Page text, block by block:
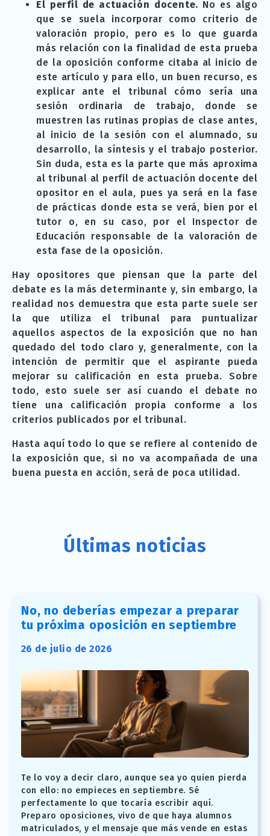
El perfil de actuación docente. No es algo
que se suela incorporar como criterio de
valoración propio, pero es lo que guarda
más relación con la finalidad de esta prueba
de la oposición conforme citaba al inicio de
este artículo y para ello, un buen recurso, es
explicar ante el tribunal cómo sería una
sesión ordinaria de trabajo, donde se
muestren las rutinas propias de clase antes,
al inicio de la sesión con el alumnado, su
desarrollo, la síntesis y el trabajo posterior.
Sin duda, esta es la parte que más aproxima
al tribunal al perfil de actuación docente del
opositor en el aula, pues ya será en la fase
de prácticas donde esta se verá, bien por el
tutor o, en su caso, por el Inspector de
Educación responsable de la valoración de
esta fase de la oposición.
Hay opositores que piensan que la parte del
debate es la más determinante y, sin embargo, la
realidad nos demuestra que esta parte suele ser
la que utiliza el tribunal para puntualizar
aquellos aspectos de la exposición que no han
quedado del todo claro y, generalmente, con la
intención de permitir que el aspirante pueda
mejorar su calificación en esta prueba. Sobre
todo, esto suele ser así cuando el debate no
tiene una calificación propia conforme a los
criterios publicados por el tribunal.
Hasta aquí todo lo que se refiere al contenido de
la exposición que, si no va acompañada de una
buena puesta en acción, será de poca utilidad.
Últimas noticias
No, no deberías empezar a preparar
tu próxima oposición en septiembre
26 de julio de 2026
Te lo voy a decir claro, aunque sea yo quien pierda
con ello: no empieces en septiembre. Sé
perfectamente lo que tocaría escribir aquí.
Preparo oposiciones, vivo de que haya alumnos
matriculados, y el mensaje que más vende en estas